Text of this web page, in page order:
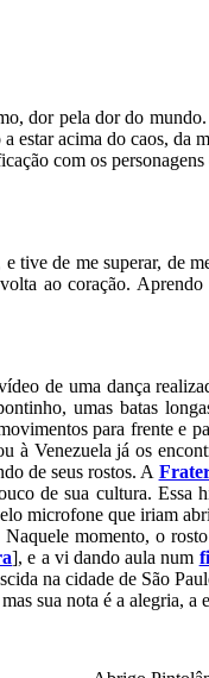
dor pela dor do
acima do caos,
com os
de me superar, de
ao coração.
de uma dança
umas batas
para frente e
Venezuela já os
de seus rostos. A
de sua cultura.
microfone que iriam
momento, o
], e a vi dando aula num
na cidade de São
sua nota é a alegria,